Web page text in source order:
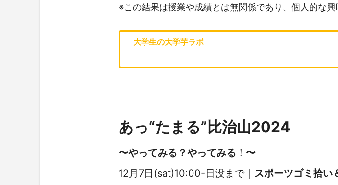
※この結果は授業や成績とは無関係であり、個人的な
大学生の大学芋ラボ
あっ“たまる”比治山2024
〜やってみる？やってみる！〜
12月7日(sat)10:00-日没まで｜ スポーツゴミ拾